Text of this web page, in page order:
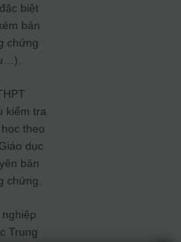
biệt
bản
chứng
kiểm tra
theo
dục
bản
chứng.
Trung